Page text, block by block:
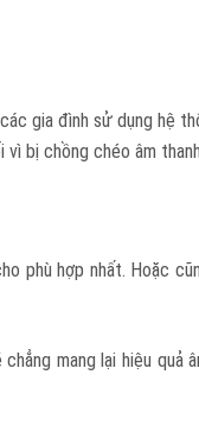
gia đình sử dụng hệ
bị chồng chéo âm
phù hợp nhất. Hoặc
mang lại hiệu quả